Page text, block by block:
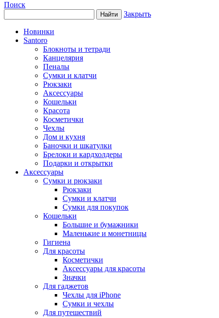
Поиск
Закрыть
Новинки
Santoro
Блокноты и тетради
Канцелярия
Пеналы
Сумки и клатчи
Рюкзаки
Аксессуары
Кошельки
Красота
Косметички
Чехлы
Дом и кухня
Баночки и шкатулки
Брелоки и кардхолдеры
Подарки и открытки
Аксессуары
Сумки и рюкзаки
Рюкзаки
Сумки и клатчи
Сумки для покупок
Кошельки
Большие и бумажники
Маленькие и монетницы
Гигиена
Для красоты
Косметички
Аксессуары для красоты
Значки
Для гаджетов
Чехлы для iPhone
Сумки и чехлы
Для путешествий